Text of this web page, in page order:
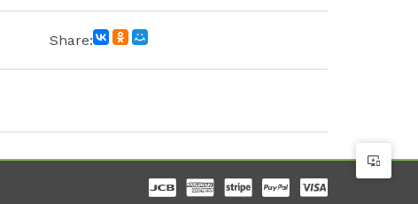
Share: